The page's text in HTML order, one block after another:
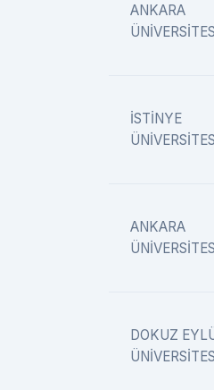
ANKARA
İSTİNYE
ANKARA
DOKUZ